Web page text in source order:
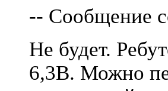
-- Сообщение
Не будет.
6,3В. Можно